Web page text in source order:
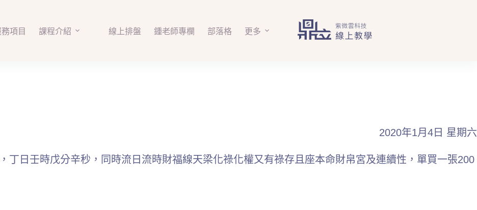
項目 課程介紹 線上排盤 鍾老師專欄 部落格 更多
2020年1月4日 星期六
丁日壬時戊分辛秒，同時流日流時財福線天梁化祿化權又有祿存且座本命財帛宮及連續性，單買一張200